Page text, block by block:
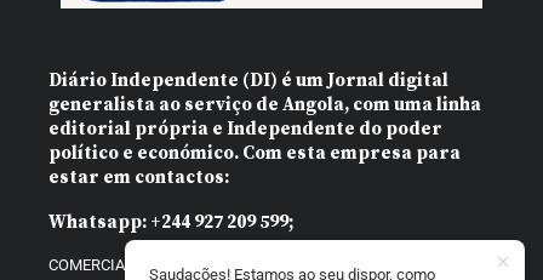
Diário Independente (DI) é um Jornal digital
generalista ao serviço de Angola, com uma linha
editorial própria e Independente do poder
político e económico. Com esta empresa para
estar em contactos:
Whatsapp: +244 927 209 599;
COMERCIAL@DIARIOINDEPENDENTE.INFO
Saudações! Estamos ao seu dispor, como